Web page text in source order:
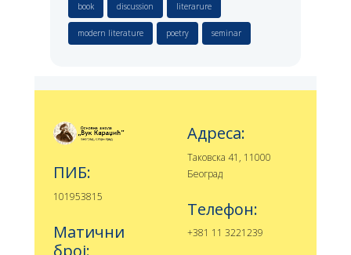
book discussion literarure
modern literature poetry seminar
ПИБ:
101953815
Матични
број:
Адреса:
Таковска 41, 11000
Београд
Телефон:
+381 11 3221239